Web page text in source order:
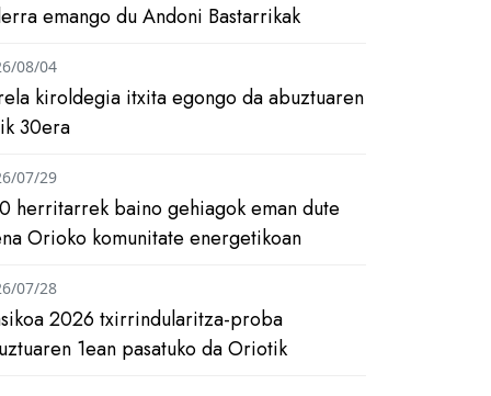
emango du Andoni Bastarrikak
kiroldegia itxita egongo da abuztuaren
30era
08/04
herritarrek baino gehiagok eman dute
Orioko komunitate energetikoan
07/29
2026 txirrindularitza-proba
1ean pasatuko da Oriotik
07/28